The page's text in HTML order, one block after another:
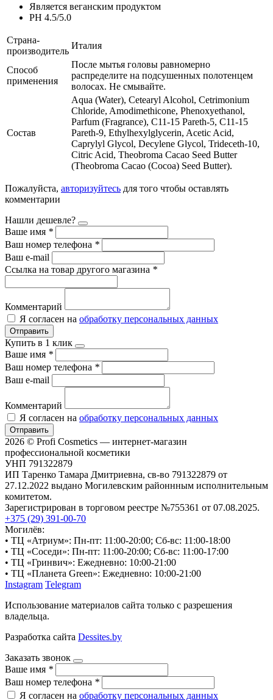
Является веганским продуктом
PH 4.5/5.0
Страна-
производитель
Италия
Способ
применения
После мытья головы равномерно
распределите на подсушенных полотенцем
волосах. Не смывайте.
Состав
Aqua (Water), Cetearyl Alcohol, Cetrimonium
Chloride, Amodimethicone, Phenoxyethanol,
Parfum (Fragrance), C11-15 Pareth-5, C11-15
Pareth-9, Ethylhexylglycerin, Acetic Acid,
Caprylyl Glycol, Decylene Glycol, Trideceth-10,
Citric Acid, Theobroma Cacao Seed Butter
(Theobroma Cacao (Cocoa) Seed Butter).
Пожалуйста, авторизуйтесь для того чтобы оставлять
комментарии
Нашли дешевле?
Ваше имя *
Ваш номер телефона *
Ваш e-mail
Ссылка на товар другого магазина *
Комментарий
Я согласен на обработку персональных данных
Отправить
Купить в 1 клик
Ваше имя *
Ваш номер телефона *
Ваш e-mail
Комментарий
Я согласен на обработку персональных данных
Отправить
2026 © Profi Cosmetics — интернет-магазин
профессиональной косметики
УНП 791322879
ИП Таренко Тамара Дмитриевна, св-во 791322879 от
27.12.2022 выдано Могилевским районнным исполнительным
комитетом.
Зарегистрирован в торговом реестре №755361 от 07.08.2025.
+375 (29) 391-00-70
Могилёв:
• ТЦ «Атриум»: Пн-пт: 11:00-20:00; Сб-вс: 11:00-18:00
• ТЦ «Соседи»: Пн-пт: 11:00-20:00; Сб-вс: 11:00-17:00
• ТЦ «Гринвич»: Ежедневно: 10:00-21:00
• ТЦ «Планета Green»: Ежедневно: 10:00-21:00
Instagram Telegram
Использование материалов сайта только с разрешения
владельца.
Разработка сайта Dessites.by
Заказать звонок
Ваше имя *
Ваш номер телефона *
Я согласен на обработку персональных данных